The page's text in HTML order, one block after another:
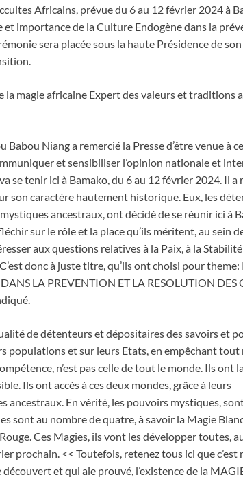
Africains, prévue du 6 au 12 février 2024 à
et importance de la Culture Endogène dans la
sera placée sous la haute Présidence de son
la magie africaine Expert des valeurs et traditions
Babou Niang a remercié la Presse d’être venue à
et sensibiliser l’opinion nationale et
se tenir ici à Bamako, du 6 au 12 février 2024. Il a
son caractère hautement historique. Eux, les
ancestraux, ont décidé de se réunir ici à
sur le rôle et la place qu’ils méritent, au sein
aux questions relatives à la Paix, à la
donc à juste titre, qu’ils ont choisi pour theme:
LA PREVENTION ET LA RESOLUTION DES
de détenteurs et dépositaires des savoirs et
populations et sur leurs Etats, en empêchant
n’est pas celle de tout le monde. Ils ont
Ils ont accès à ces deux mondes, grâce à leurs
ancestraux. En vérité, les pouvoirs mystiques,
sont au nombre de quatre, à savoir la Magie
Ces Magies, ils vont les développer toutes,
prochain. << Toutefois, retenez tous ici que c’est
et qui aie prouvé, l’existence de la